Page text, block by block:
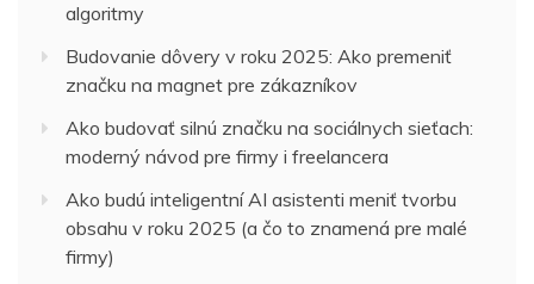
algoritmy
Budovanie dôvery v roku 2025: Ako premeniť
značku na magnet pre zákazníkov
Ako budovať silnú značku na sociálnych sieťach:
moderný návod pre firmy i freelancera
Ako budú inteligentní AI asistenti meniť tvorbu
obsahu v roku 2025 (a čo to znamená pre malé
firmy)